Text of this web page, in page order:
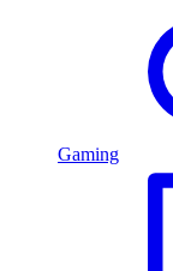
Gaming